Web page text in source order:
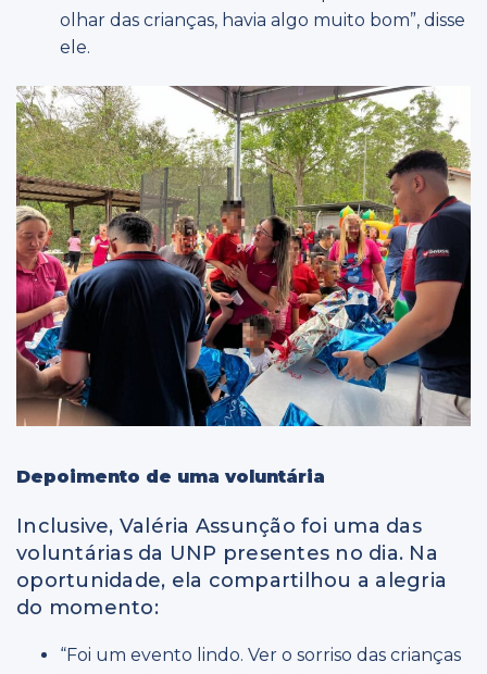
olhar das crianças, havia algo muito bom”, disse
ele.
Depoimento de uma voluntária
Inclusive, Valéria Assunção foi uma das
voluntárias da UNP presentes no dia. Na
oportunidade, ela compartilhou a alegria
do momento:
“Foi um evento lindo. Ver o sorriso das crianças